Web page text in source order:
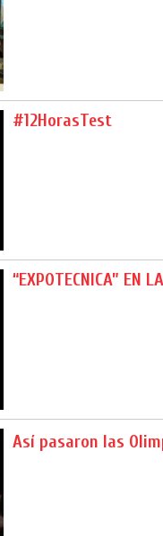
#12HorasTest
“EXPOTECNICA” EN
Así pasaron las